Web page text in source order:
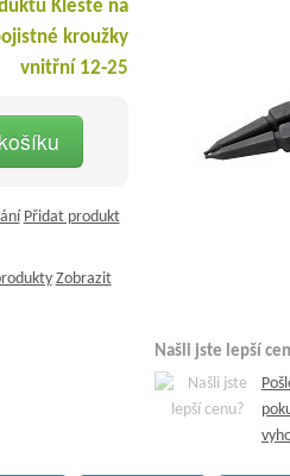
Našli jste lepší
Přidat produkt
Zobrazit